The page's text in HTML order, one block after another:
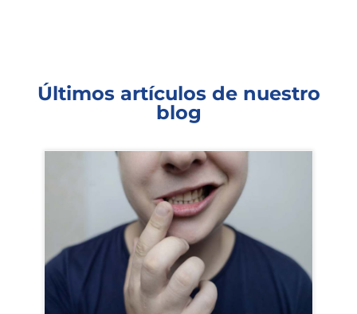
Últimos artículos de nuestro
blog